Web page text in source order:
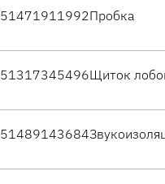
51471911992Пробка
51317345496Щиток
51489143684